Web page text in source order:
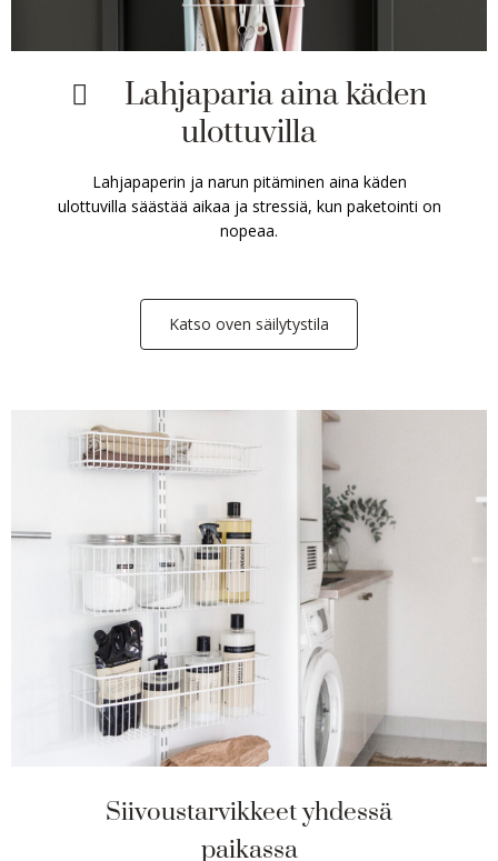

Lahjaparia aina käden
ulottuvilla
Lahjapaperin ja narun pitäminen aina käden
ulottuvilla säästää aikaa ja stressiä, kun paketointi on
nopeaa.
Katso oven säilytystila
Siivoustarvikkeet yhdessä
paikassa